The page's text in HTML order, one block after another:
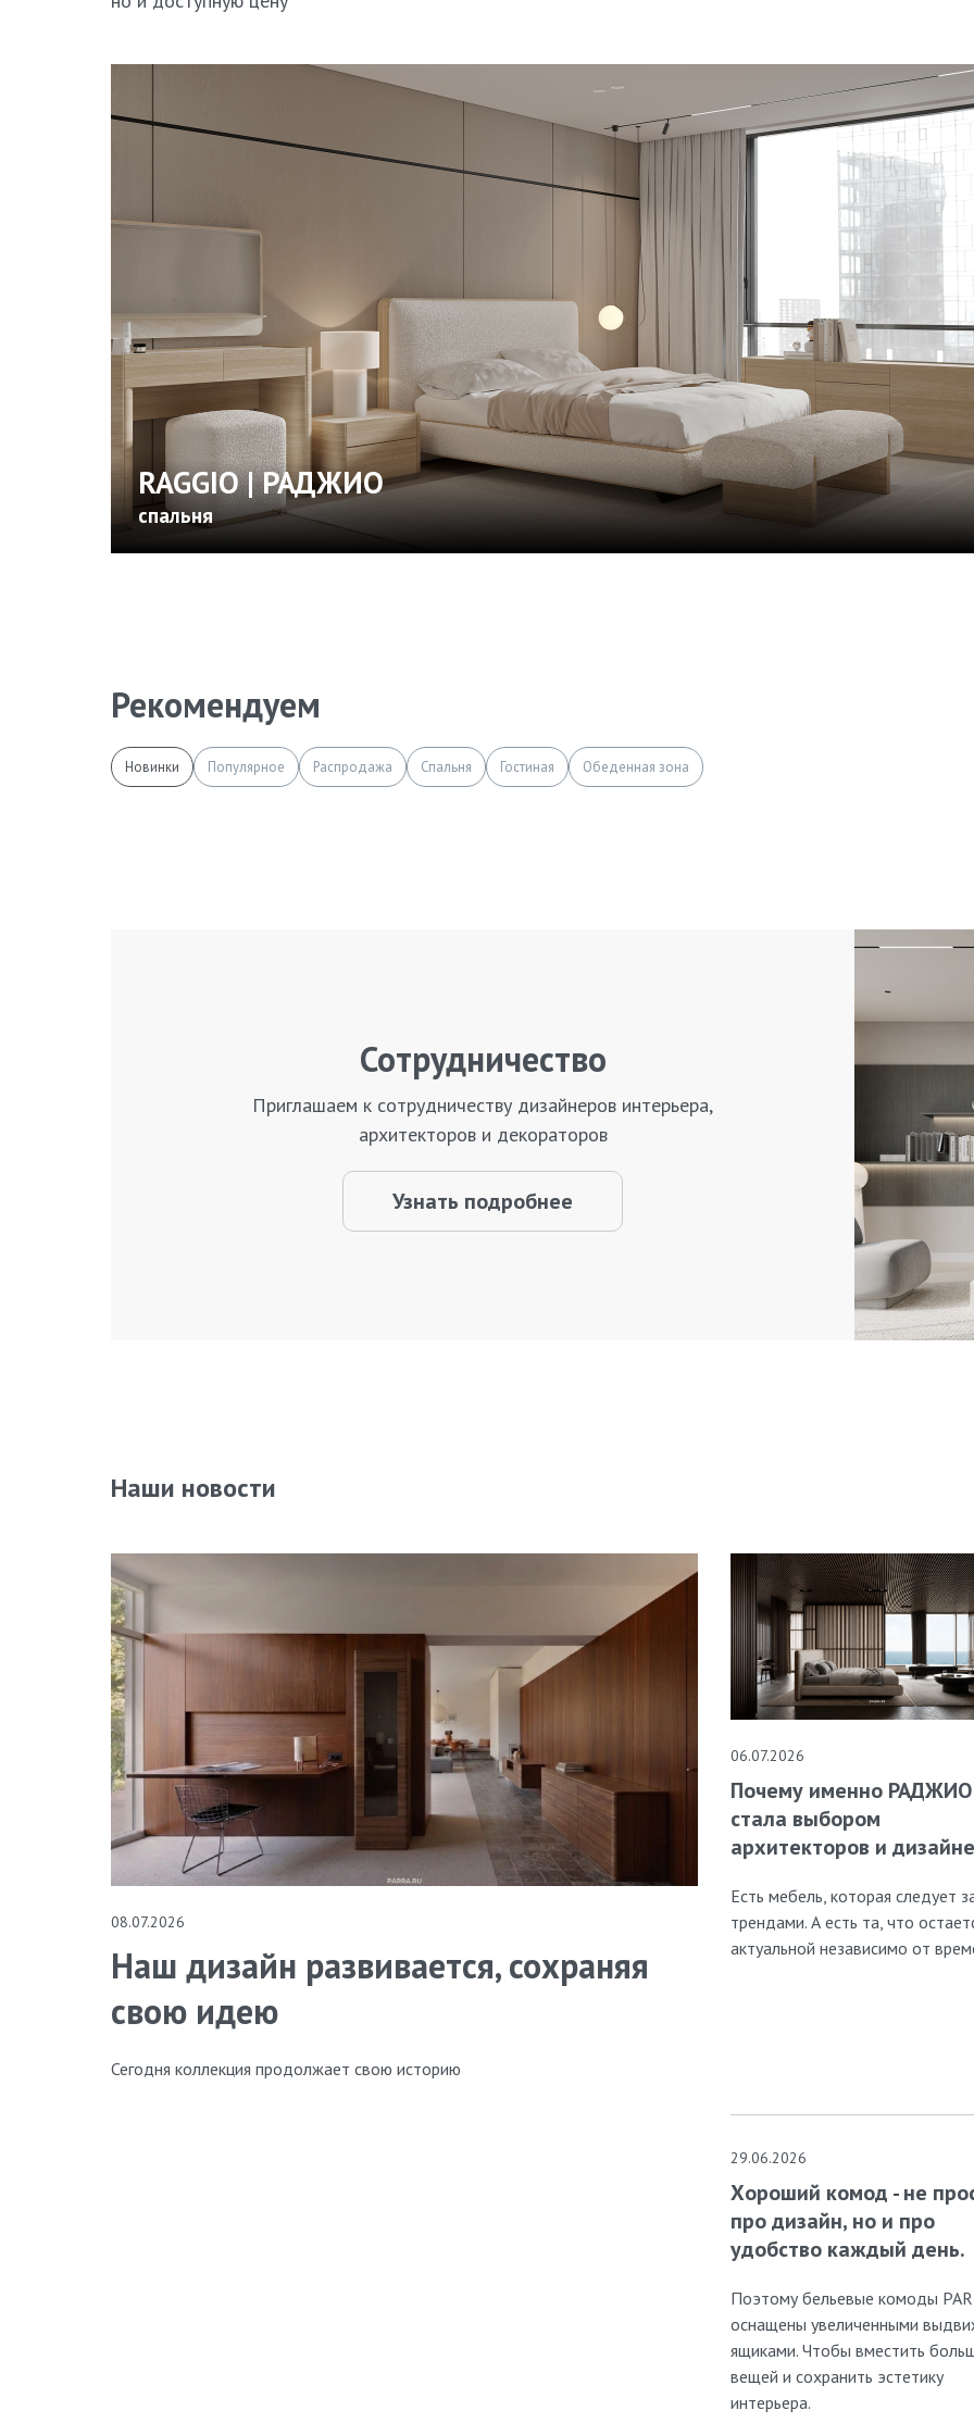
RAGGIO | РАДЖИО
спальня
Рекомендуем
Новинки Популярное Распродажа Спальня Гостиная Обеденная зона
Сотрудничество
Приглашаем к сотрудничеству дизайнеров интерьера,
архитекторов и декораторов
Узнать подробнее
Наши новости
08.07.2026
Наш дизайн развивается, сохраняя
свою идею
Сегодня коллекция продолжает свою историю
06.07.2026
Почему именно РАДЖИО
стала выбором
архитекторов и
Есть мебель, которая следует
трендами. А есть та, что
актуальной независимо от
29.06.2026
Хороший комод - не
про дизайн, но и про
удобство каждый день.
Поэтому бельевые комоды
оснащены увеличенными
ящиками. Чтобы вместить
вещей и сохранить эстетику
интерьера.